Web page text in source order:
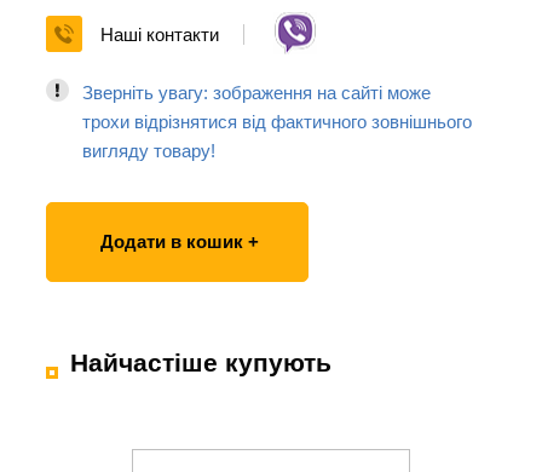
Наші контакти
Зверніть увагу: зображення на сайті може
трохи відрізнятися від фактичного зовнішнього
вигляду товару!
Додати в кошик +
Найчастіше купують